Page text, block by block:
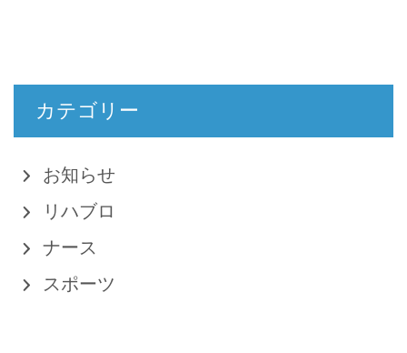
カテゴリー
お知らせ
リハブロ
ナース
スポーツ